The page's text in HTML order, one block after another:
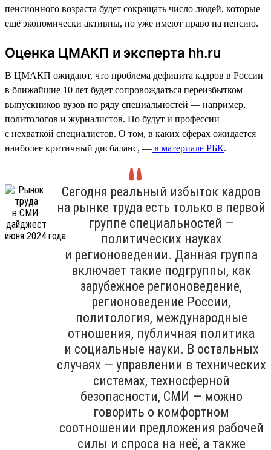
пенсионного возраста будет сокращать число людей, которые
ещё экономически активны, но уже имеют право на пенсию.
Оценка ЦМАКП и эксперта hh.ru
В ЦМАКП ожидают, что проблема дефицита кадров в России
в ближайшие 10 лет будет сопровождаться переизбытком
выпускников вузов по ряду специальностей — например,
политологов и журналистов. Но будут и профессии
с нехваткой специалистов. О том, в каких сферах ожидается
наиболее критичный дисбаланс, — в материале РБК.
Сегодня реальный избыток кадров
на рынке труда есть только в первой
группе специальностей —
политических науках
и регионоведении. Данная группа
включает такие подгруппы, как
зарубежное регионоведение,
регионоведение России,
политология, международные
отношения, публичная политика
и социальные науки. В остальных
случаях — управлении в технических
системах, техносферной
безопасности, СМИ — можно
говорить о комфортном
соотношении предложения рабочей
силы и спроса на неё, а также